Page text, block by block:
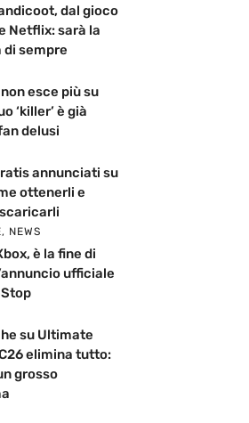
dal gioco
Netflix: sarà la
di sempre
esce più su
‘killer’ è già
delusi
annunciati su
ottenerli e
, NEWS
è la fine di
ufficiale
su Ultimate
elimina tutto:
grosso